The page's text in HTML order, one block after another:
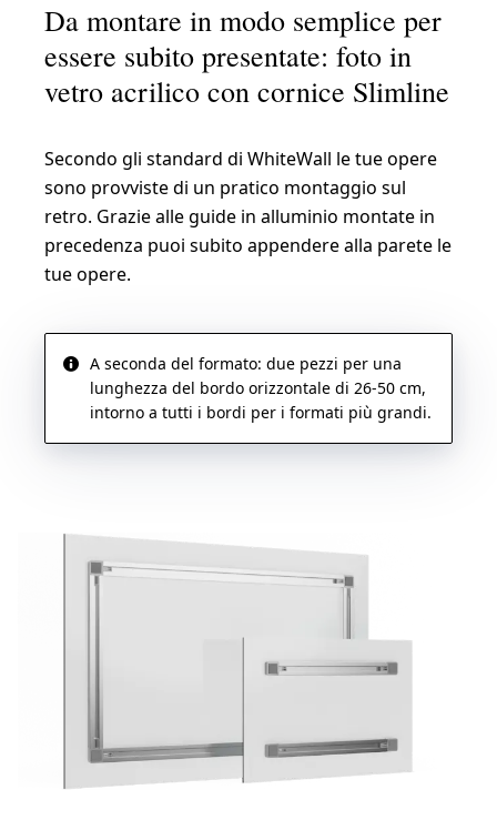
Da montare in modo semplice per
essere subito presentate: foto in
vetro acrilico con cornice Slimline
Secondo gli standard di WhiteWall le tue opere
sono provviste di un pratico montaggio sul
retro. Grazie alle guide in alluminio montate in
precedenza puoi subito appendere alla parete le
tue opere.
A seconda del formato: due pezzi per una
lunghezza del bordo orizzontale di 26-50 cm,
intorno a tutti i bordi per i formati più grandi.